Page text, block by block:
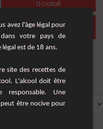
(1 Cocktail)
mojito caraibos
avez l'âge légal pour
votre pays de
légal est de 18 ans.
site des recettes de
L'alcool doit être
responsable. Une
être nocive pour